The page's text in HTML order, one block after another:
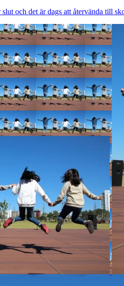
och det är dags att återvända till